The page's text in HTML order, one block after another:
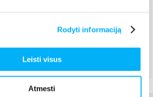
Rodyti informaciją
Leisti visus
Atmesti
2 d. Pristato ir šeštadienį
g. 171, Kaunas
Rugpjūtis 11d.